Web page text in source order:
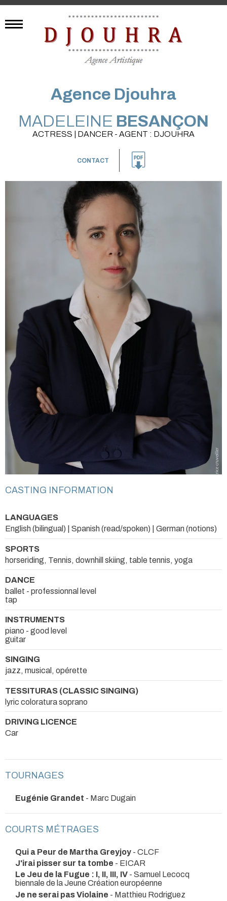
Agence Djouhra
MADELEINE BESANÇON
ACTRESS | DANCER - AGENT : DJOUHRA
CONTACT
CASTING INFORMATION
LANGUAGES
English (bilingual) | Spanish (read/spoken) | German (notions)
SPORTS
horseriding, Tennis, downhill skiing, table tennis, yoga
DANCE
ballet - professionnal level
tap
INSTRUMENTS
piano - good level
guitar
SINGING
jazz, musical, opérette
TESSITURAS (CLASSIC SINGING)
lyric coloratura soprano
DRIVING LICENCE
Car
TOURNAGES
Eugénie Grandet - Marc Dugain
COURTS MÉTRAGES
Qui a Peur de Martha Greyjoy - CLCF
J'irai pisser sur ta tombe - EICAR
Le Jeu de la Fugue : I, II, III, IV - Samuel Lecocq
biennale de la Jeune Création européenne
Je ne serai pas Violaine - Matthieu Rodriguez